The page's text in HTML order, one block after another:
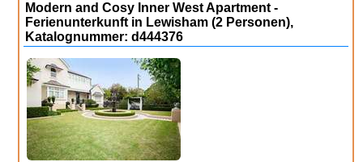
Modern and Cosy Inner West Apartment -
Ferienunterkunft in Lewisham (2 Personen),
Katalognummer: d444376